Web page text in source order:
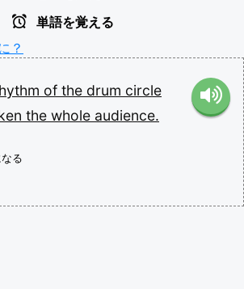
単語を覚える
？
of the drum circle
the whole audience.
る